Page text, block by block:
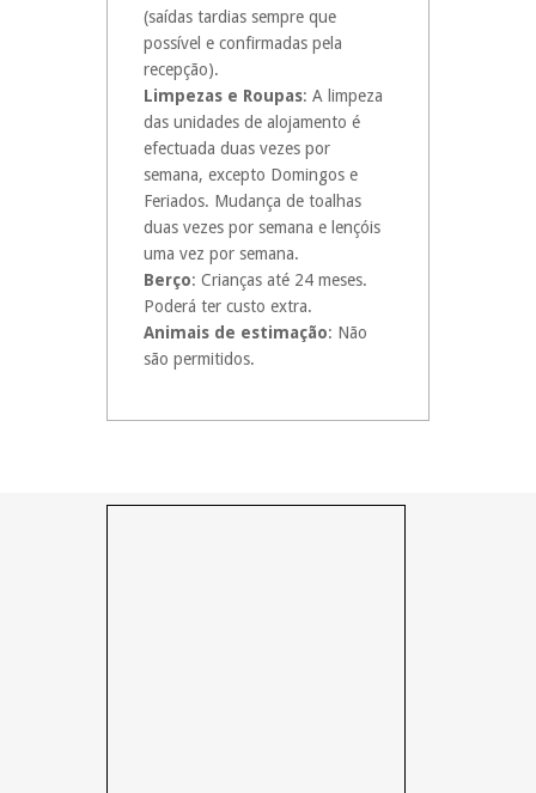
(saídas tardias sempre que
possível e confirmadas pela
recepção).
Limpezas e Roupas: A limpeza
das unidades de alojamento é
efectuada duas vezes por
semana, excepto Domingos e
Feriados. Mudança de toalhas
duas vezes por semana e lençóis
uma vez por semana.
Berço: Crianças até 24 meses.
Poderá ter custo extra.
Animais de estimação: Não
são permitidos.